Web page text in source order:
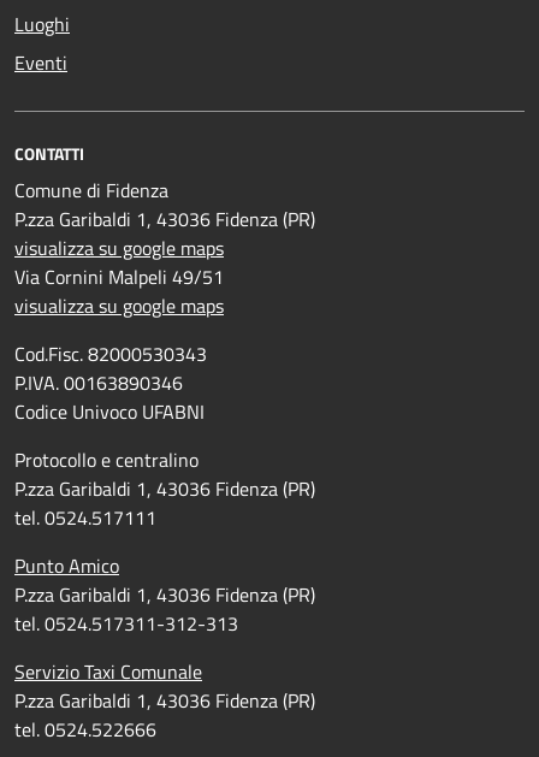
Luoghi
Eventi
CONTATTI
Comune di Fidenza
P.zza Garibaldi 1, 43036 Fidenza (PR)
visualizza su google maps
Via Cornini Malpeli 49/51
visualizza su google maps
Cod.Fisc. 82000530343
P.IVA. 00163890346
Codice Univoco UFABNI
Protocollo e centralino
P.zza Garibaldi 1, 43036 Fidenza (PR)
tel. 0524.517111
Punto Amico
P.zza Garibaldi 1, 43036 Fidenza (PR)
tel. 0524.517311-312-313
Servizio Taxi Comunale
P.zza Garibaldi 1, 43036 Fidenza (PR)
tel. 0524.522666